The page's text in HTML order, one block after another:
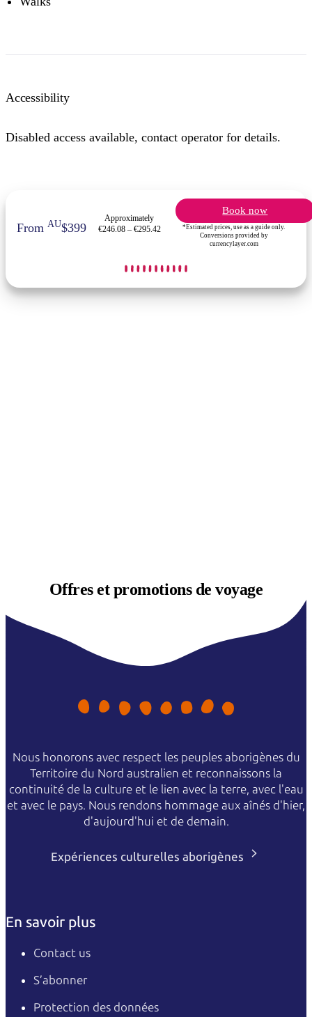
Accessibility
Disabled access available, contact operator for details.
FromAU$399
Approximately
€246.08 – €295.42
Book now
*Estimated prices, use as a guide only.
Conversions provided by
currencylayer.com
Offres etpromotions de voyage
Nous honorons avec respect les peuples aborigènes du
Territoire du Nord australien et reconnaissons la
continuité de la culture et le lien avec la terre, avec l'eau
et avec le pays. Nous rendons hommage aux aînés d'hier,
d'aujourd'hui et de demain.
Expériences culturelles aborigènes
En savoir plus
Contact us
S’abonner
Protection des données